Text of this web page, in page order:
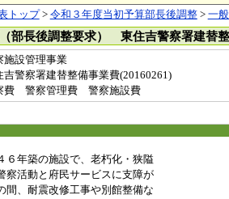
トップ> 令和３年度当初予算部長後調整> 一
部長後調整要求） 東住吉警察署建替
施設管理事業
吉警察署建替整備事業費(20160261)
費 警察管理費 警察施設費
年築の施設で、老朽化・狭隘
活動と府民サービスに支障が
、耐震改修工事や別館整備な